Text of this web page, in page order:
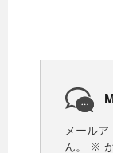
メール
ん。
※